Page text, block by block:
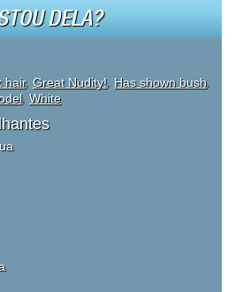
DELA?
hair, Great Nudity! Has shown bush
, White